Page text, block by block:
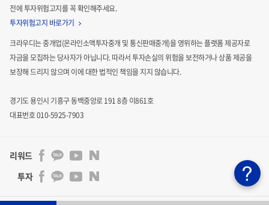
전에 투자위험고지를 꼭 확인해주세요.
투자위험고지 바로가기
크라우디는 중개업(온라인소액투자중개 및 통신판매중개)을 영위하는 플랫폼 제공자로
자금을 모집하는당사자가 아닙니다. 따라서 투자손실의 위험을 보전하거나 상품 제공을
보장해 드리지 않으며 이에 대한 법적인 책임을 지지 않습니다.
경기도 용인시 기흥구 동백중앙로 191 8층 이861호
대표번호 010-5925-7903
리워드
투자